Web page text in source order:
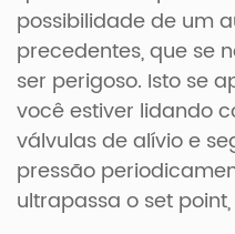
possibilidade de um
precedentes, que se
ser perigoso. Isto se
você estiver lidando
válvulas de alívio e
pressão
ultrapassa o set